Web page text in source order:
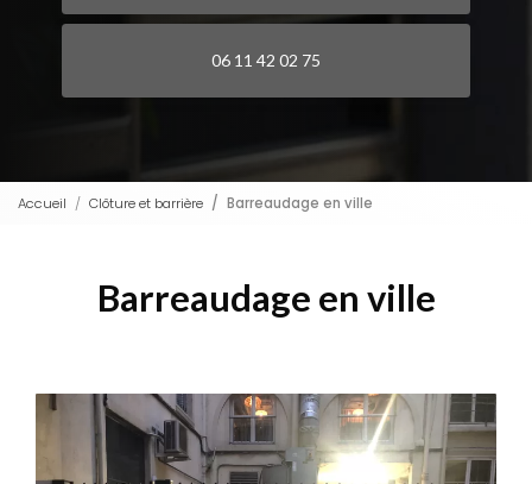
06 11 42 02 75
Accueil Clôture et barrière Barreaudage en ville
Barreaudage en ville